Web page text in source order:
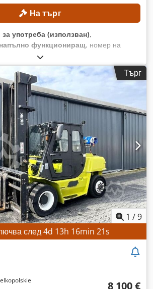
На търг
за употреба (използван),
напълно функциониращ, номер на
0014
8 786 h, товароносимост:1 000 кг,
4 735 мм, свободно повдигане:
електрически триплекс
– гарантирана продажба на най-
цена! ТЕХНИЧЕСКИ ДАННИ
1000 кг Височина на повдигане: 4735 мм
мм Габаритна височина: 2120 мм
Тип мачта: Триплекс Тип гориво:
2 (1000–2500 кг) Напрежение на
Tj Amkerf Работни часове:
Страничен изтегляч Външна
Търг
1 /9
след4d 13h 16min 18s
8 100 €